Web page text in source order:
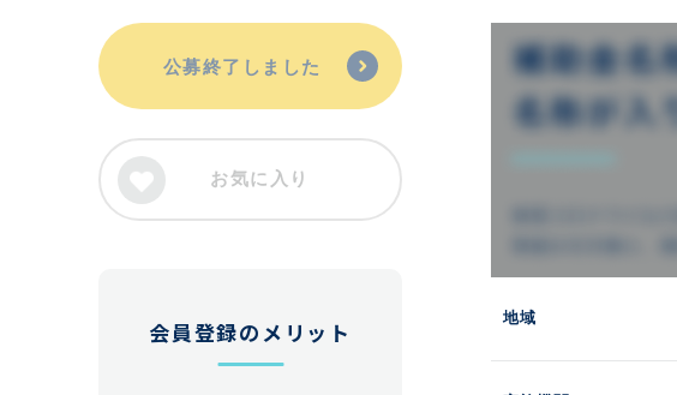
地域
公募終了しました
お気に入り
会員登録のメリット